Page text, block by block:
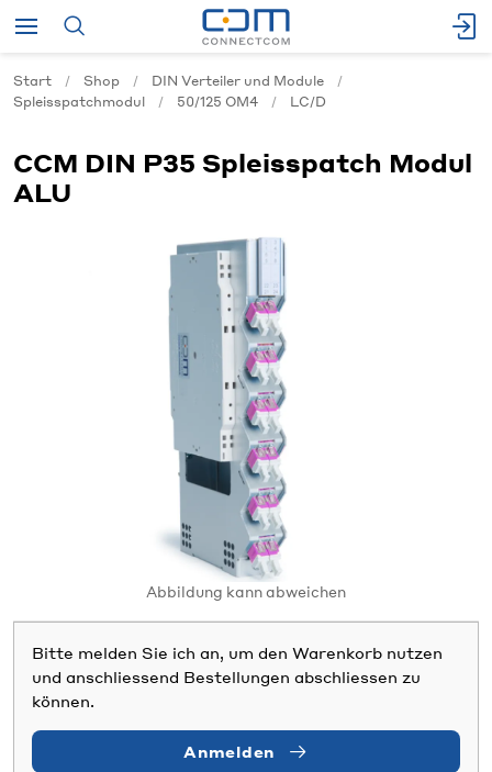
Start Shop
DIN Verteiler und Module
Spleisspatchmodul
50/125 OM4 LC/D
CCM DIN P35 Spleisspatch Modul
ALU
Abbildung kann abweichen
Bitte melden Sie ich an, um den Warenkorb nutzen
und anschliessend Bestellungen abschliessen zu
können.
Anmelden